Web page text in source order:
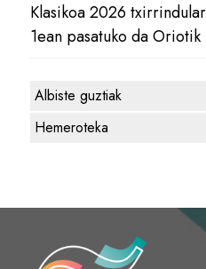
Klasikoa 2026
1ean pasatuko da Oriotik
Albiste guztiak
Hemeroteka